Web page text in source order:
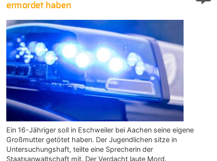
ermordet haben
Ein 16-Jähriger soll in Eschweiler bei Aachen seine eigene
Großmutter getötet haben. Der Jugendlichen sitze in
Untersuchungshaft, teilte eine Sprecherin der
Staatsanwaltschaft mit. Der Verdacht laute Mord.